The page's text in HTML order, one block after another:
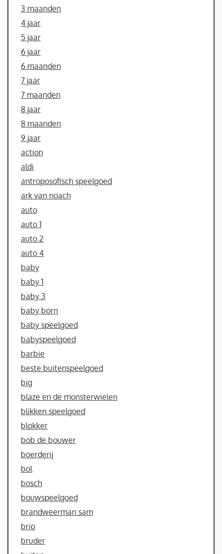
3 maanden
4 jaar
5 jaar
6 jaar
6 maanden
7 jaar
7 maanden
8 jaar
8 maanden
9 jaar
action
aldi
antroposofisch speelgoed
ark van noach
auto
auto 1
auto 2
auto 4
baby
baby 1
baby 3
baby born
baby speelgoed
babyspeelgoed
barbie
beste buitenspeelgoed
big
blaze en de monsterwielen
blikken speelgoed
blokker
bob de bouwer
boerderij
bol
bosch
bouwspeelgoed
brandweerman sam
brio
bruder